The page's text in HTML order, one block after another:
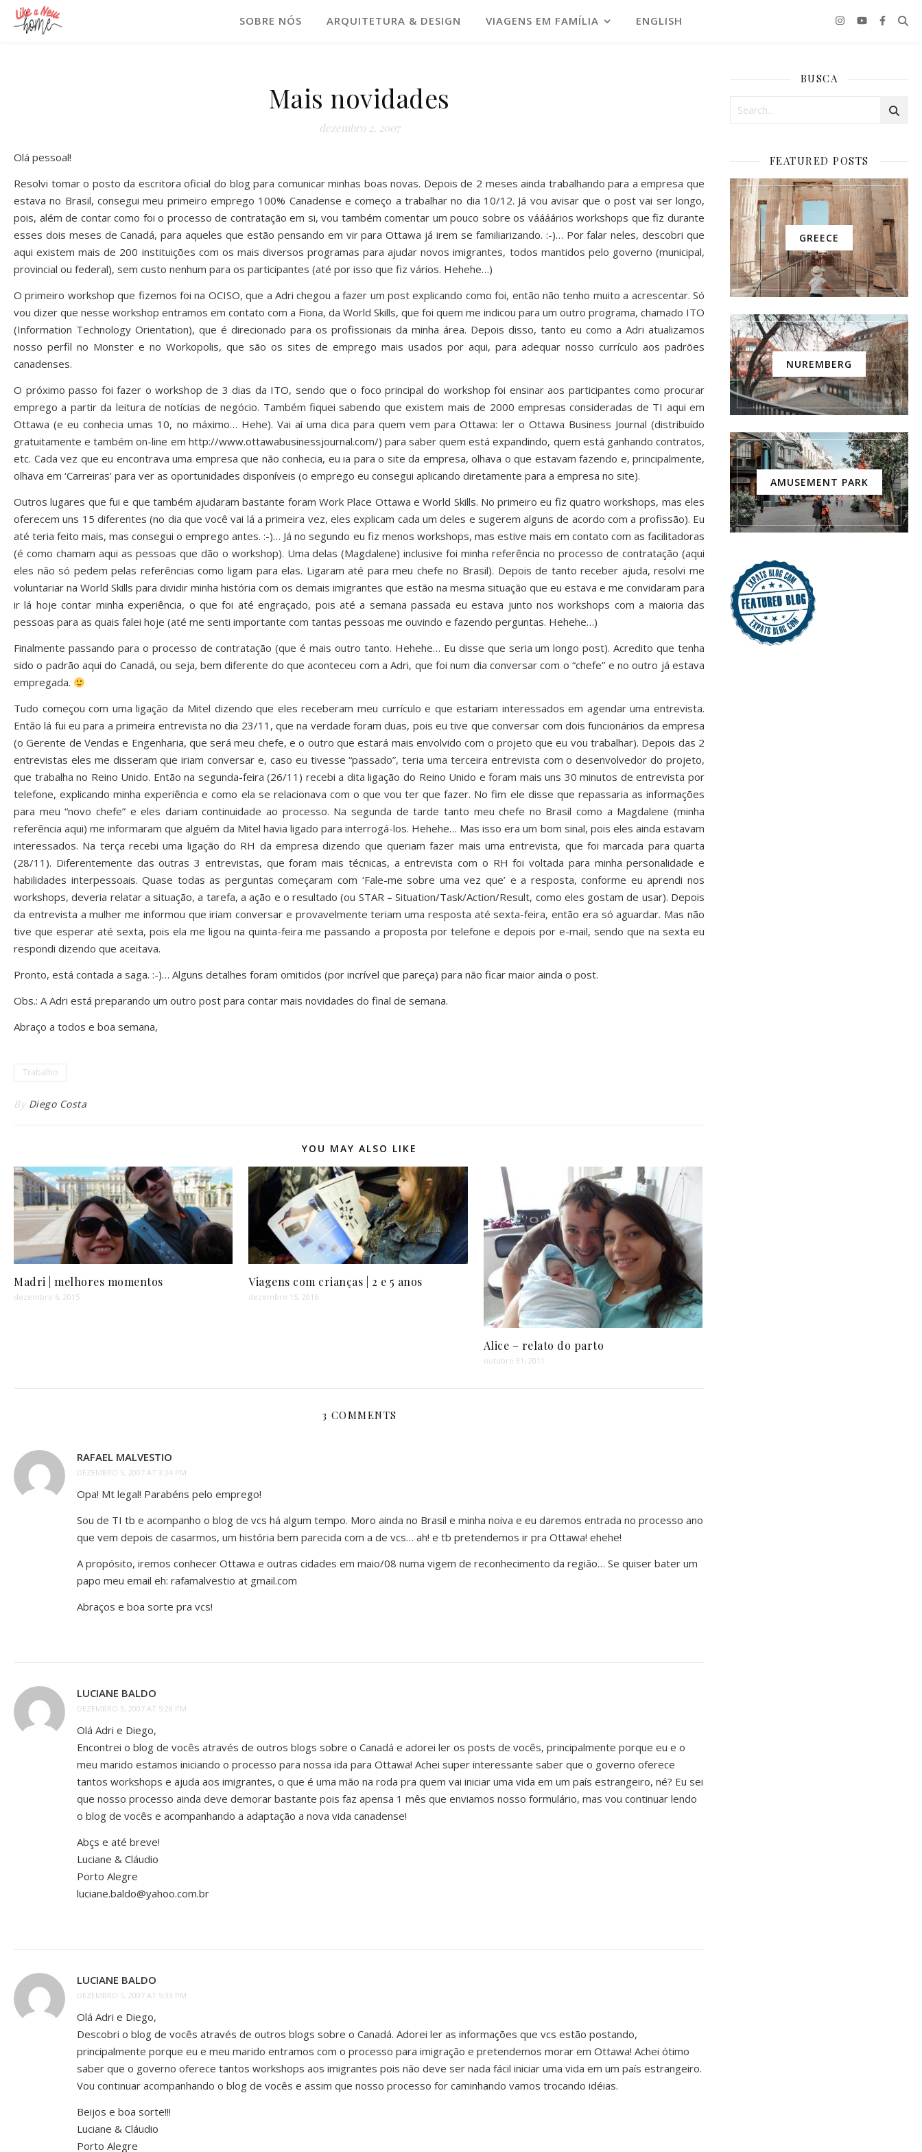
SOBRE NÓS ARQUITETURA & DESIGN VIAGENS EM FAMÍLIA ENGLISH
Mais novidades
dezembro 2, 2007
Olá pessoal!
Resolvi tomar o posto da escritora oficial do blog para comunicar minhas boas novas. Depois de 2 meses ainda trabalhando para a empresa que
estava no Brasil, consegui meu primeiro emprego 100% Canadense e começo a trabalhar no dia 10/12. Já vou avisar que o post vai ser longo,
pois, além de contar como foi o processo de contratação em si, vou também comentar um pouco sobre os váááários workshops que fiz durante
esses dois meses de Canadá, para aqueles que estão pensando em vir para Ottawa já irem se familiarizando. :-)… Por falar neles, descobri que
aqui existem mais de 200 instituições com os mais diversos programas para ajudar novos imigrantes, todos mantidos pelo governo (municipal,
provincial ou federal), sem custo nenhum para os participantes (até por isso que fiz vários. Hehehe…)
O primeiro workshop que fizemos foi na OCISO, que a Adri chegou a fazer um post explicando como foi, então não tenho muito a acrescentar. Só
vou dizer que nesse workshop entramos em contato com a Fiona, da World Skills, que foi quem me indicou para um outro programa, chamado ITO
(Information Technology Orientation), que é direcionado para os profissionais da minha área. Depois disso, tanto eu como a Adri atualizamos
nosso perfil no Monster e no Workopolis, que são os sites de emprego mais usados por aqui, para adequar nosso currículo aos padrões
canadenses.
O próximo passo foi fazer o workshop de 3 dias da ITO, sendo que o foco principal do workshop foi ensinar aos participantes como procurar
emprego a partir da leitura de notícias de negócio. Também fiquei sabendo que existem mais de 2000 empresas consideradas de TI aqui em
Ottawa (e eu conhecia umas 10, no máximo… Hehe). Vai aí uma dica para quem vem para Ottawa: ler o Ottawa Business Journal (distribuído
gratuitamente e também on-line em http://www.ottawabusinessjournal.com/) para saber quem está expandindo, quem está ganhando contratos,
etc. Cada vez que eu encontrava uma empresa que não conhecia, eu ia para o site da empresa, olhava o que estavam fazendo e, principalmente,
olhava em ‘Carreiras’ para ver as oportunidades disponíveis (o emprego eu consegui aplicando diretamente para a empresa no site).
Outros lugares que fui e que também ajudaram bastante foram Work Place Ottawa e World Skills. No primeiro eu fiz quatro workshops, mas eles
oferecem uns 15 diferentes (no dia que você vai lá a primeira vez, eles explicam cada um deles e sugerem alguns de acordo com a profissão). Eu
até teria feito mais, mas consegui o emprego antes. :-)… Já no segundo eu fiz menos workshops, mas estive mais em contato com as facilitadoras
(é como chamam aqui as pessoas que dão o workshop). Uma delas (Magdalene) inclusive foi minha referência no processo de contratação (aqui
eles não só pedem pelas referências como ligam para elas. Ligaram até para meu chefe no Brasil). Depois de tanto receber ajuda, resolvi me
voluntariar na World Skills para dividir minha história com os demais imigrantes que estão na mesma situação que eu estava e me convidaram para
ir lá hoje contar minha experiência, o que foi até engraçado, pois até a semana passada eu estava junto nos workshops com a maioria das
pessoas para as quais falei hoje (até me senti importante com tantas pessoas me ouvindo e fazendo perguntas. Hehehe…)
Finalmente passando para o processo de contratação (que é mais outro tanto. Hehehe… Eu disse que seria um longo post). Acredito que tenha
sido o padrão aqui do Canadá, ou seja, bem diferente do que aconteceu com a Adri, que foi num dia conversar com o “chefe” e no outro já estava
empregada.
Tudo começou com uma ligação da Mitel dizendo que eles receberam meu currículo e que estariam interessados em agendar uma entrevista.
Então lá fui eu para a primeira entrevista no dia 23/11, que na verdade foram duas, pois eu tive que conversar com dois funcionários da empresa
(o Gerente de Vendas e Engenharia, que será meu chefe, e o outro que estará mais envolvido com o projeto que eu vou trabalhar). Depois das 2
entrevistas eles me disseram que iriam conversar e, caso eu tivesse “passado”, teria uma terceira entrevista com o desenvolvedor do projeto,
que trabalha no Reino Unido. Então na segunda-feira (26/11) recebi a dita ligação do Reino Unido e foram mais uns 30 minutos de entrevista por
telefone, explicando minha experiência e como ela se relacionava com o que vou ter que fazer. No fim ele disse que repassaria as informações
para meu “novo chefe” e eles dariam continuidade ao processo. Na segunda de tarde tanto meu chefe no Brasil como a Magdalene (minha
referência aqui) me informaram que alguém da Mitel havia ligado para interrogá-los. Hehehe… Mas isso era um bom sinal, pois eles ainda estavam
interessados. Na terça recebi uma ligação do RH da empresa dizendo que queriam fazer mais uma entrevista, que foi marcada para quarta
(28/11). Diferentemente das outras 3 entrevistas, que foram mais técnicas, a entrevista com o RH foi voltada para minha personalidade e
habilidades interpessoais. Quase todas as perguntas começaram com ‘Fale-me sobre uma vez que’ e a resposta, conforme eu aprendi nos
workshops, deveria relatar a situação, a tarefa, a ação e o resultado (ou STAR – Situation/Task/Action/Result, como eles gostam de usar). Depois
da entrevista a mulher me informou que iriam conversar e provavelmente teriam uma resposta até sexta-feira, então era só aguardar. Mas não
tive que esperar até sexta, pois ela me ligou na quinta-feira me passando a proposta por telefone e depois por e-mail, sendo que na sexta eu
respondi dizendo que aceitava.
Pronto, está contada a saga. :-)… Alguns detalhes foram omitidos (por incrível que pareça) para não ficar maior ainda o post.
Obs.: A Adri está preparando um outro post para contar mais novidades do final de semana.
Abraço a todos e boa semana,
Trabalho
By Diego Costa
YOU MAY ALSO LIKE
Madri | melhores momentos
dezembro 6, 2015
Viagens com crianças | 2 e 5 anos
dezembro 15, 2016
Alice – relato do parto
outubro 31, 2011
3 COMMENTS
RAFAEL MALVESTIO
DEZEMBRO 5, 2007 AT 3:24 PM
Opa! Mt legal! Parabéns pelo emprego!
Sou de TI tb e acompanho o blog de vcs há algum tempo. Moro ainda no Brasil e minha noiva e eu daremos entrada no processo ano
que vem depois de casarmos, um história bem parecida com a de vcs… ah! e tb pretendemos ir pra Ottawa! ehehe!
A propósito, iremos conhecer Ottawa e outras cidades em maio/08 numa vigem de reconhecimento da região… Se quiser bater um
papo meu email eh: rafamalvestio at gmail.com
Abraços e boa sorte pra vcs!
LUCIANE BALDO
DEZEMBRO 5, 2007 AT 5:28 PM
Olá Adri e Diego,
Encontrei o blog de vocês através de outros blogs sobre o Canadá e adorei ler os posts de vocês, principalmente porque eu e o
meu marido estamos iniciando o processo para nossa ida para Ottawa! Achei super interessante saber que o governo oferece
tantos workshops e ajuda aos imigrantes, o que é uma mão na roda pra quem vai iniciar uma vida em um país estrangeiro, né? Eu sei
que nosso processo ainda deve demorar bastante pois faz apensa 1 mês que enviamos nosso formulário, mas vou continuar lendo
o blog de vocês e acompanhando a adaptação a nova vida canadense!
Abçs e até breve!
Luciane & Cláudio
Porto Alegre
luciane.baldo@yahoo.com.br
LUCIANE BALDO
DEZEMBRO 5, 2007 AT 5:33 PM
Olá Adri e Diego,
Descobri o blog de vocês através de outros blogs sobre o Canadá. Adorei ler as informações que vcs estão postando,
principalmente porque eu e meu marido entramos com o processo para imigração e pretendemos morar em Ottawa! Achei ótimo
saber que o governo oferece tantos workshops aos imigrantes pois não deve ser nada fácil iniciar uma vida em um país estrangeiro.
Vou continuar acompanhando o blog de vocês e assim que nosso processo for caminhando vamos trocando idéias.
Beijos e boa sorte!!!
Luciane & Cláudio
Porto Alegre
BUSCA
FEATURED POSTS
GREECE
NUREMBERG
AMUSEMENT PARK